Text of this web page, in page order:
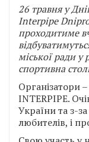
26 травня у
Interpipe
проходитиме
міської ради
спортивна
Організатори
INTERPIPE.
України та з-
любителів, і